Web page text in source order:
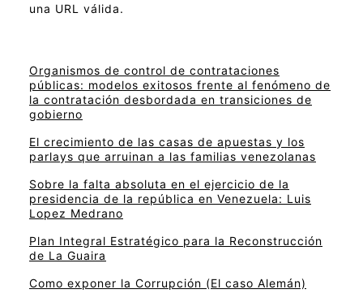
una URL válida.
Organismos de control de contrataciones
públicas: modelos exitosos frente al fenómeno de
la contratación desbordada en transiciones de
gobierno
El crecimiento de las casas de apuestas y los
parlays que arruinan a las familias venezolanas
Sobre la falta absoluta en el ejercicio de la
presidencia de la república en Venezuela: Luis
Lopez Medrano
Plan Integral Estratégico para la Reconstrucción
de La Guaira
Como exponer la Corrupción (El caso Alemán)